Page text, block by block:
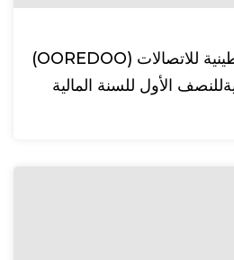
موبايل الوطنية الفلسطينية للاتصالات (OOREDOO)
الأول للسنة المالية